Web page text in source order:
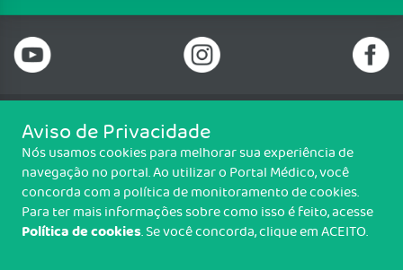
Telefone: 69 99912-5448
Email: protocolo@cremero.org.br
Avenida dos Imigrantes, 3414, Liberdade, Porto Velho/RO - CEP: 76803-
850
Copyright CREMERO. Todos os direitos reservados.
Aviso de Privacidade
Nós usamos cookies para melhorar sua experiência de
navegação no portal. Ao utilizar o Portal Médico, você
concorda com a política de monitoramento de cookies.
Para ter mais informações sobre como isso é feito, acesse
Política de cookies. Se você concorda, clique em ACEITO.